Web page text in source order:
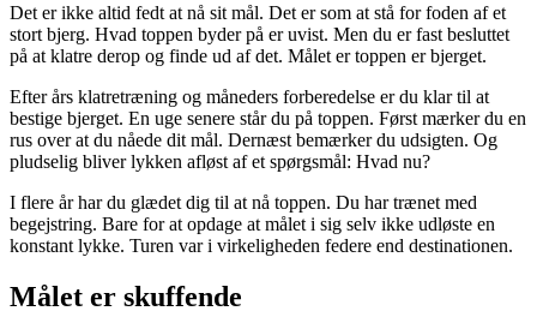
Det er ikke altid fedt at nå sit mål. Det er som at stå for foden af et
stort bjerg. Hvad toppen byder på er uvist. Men du er fast besluttet
på at klatre derop og finde ud af det. Målet er toppen er bjerget.
Efter års klatretræning og måneders forberedelse er du klar til at
bestige bjerget. En uge senere står du på toppen. Først mærker du en
rus over at du nåede dit mål. Dernæst bemærker du udsigten. Og
pludselig bliver lykken afløst af et spørgsmål: Hvad nu?
I flere år har du glædet dig til at nå toppen. Du har trænet med
begejstring. Bare for at opdage at målet i sig selv ikke udløste en
konstant lykke. Turen var i virkeligheden federe end destinationen.
Målet er skuffende